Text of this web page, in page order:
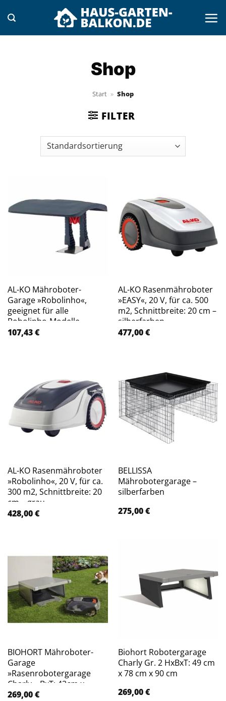
Inhalt
springen
Shop
Start » Shop
FILTER
AL-KO Mähroboter-
Garage »Robolinho«,
geeignet für alle
Robolinho-Modelle –
schwarz
107,43€
AL-KO Rasenmähroboter
»EASY«, 20 V, für ca. 500
m2, Schnittbreite: 20 cm –
silberfarben
477,00€
AL-KO Rasenmähroboter
»Robolinho«, 20 V, für ca.
300 m2, Schnittbreite: 20
cm – grau
428,00€
BELLISSA
Mährobotergarage –
silberfarben
275,00€
BIOHORT Mähroboter-
Garage
»Rasenrobotergarage
Charly«, BxT: 42cm x
45.5cm – grau
269,00€
Biohort Robotergarage
Charly Gr. 2 HxBxT: 49 cm
x 78 cm x 90 cm
269,00€